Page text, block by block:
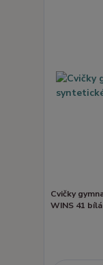
Cvičky
WINS 41 bílá